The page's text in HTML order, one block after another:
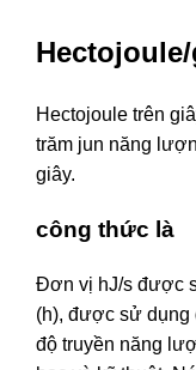
Hectojoule trên
trăm jun năng
giây.
công thức là
Đơn vị hJ/s được
(h), được sử
độ truyền năng